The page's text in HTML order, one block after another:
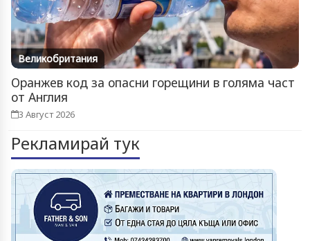
Великобритания
Оранжев код за опасни горещини в голяма част
от Англия
3 Август 2026
Рекламирай тук